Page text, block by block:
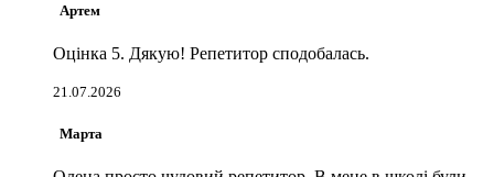
Артем
Оцінка 5. Дякую! Репетитор сподобалась.
21.07.2026
Марта